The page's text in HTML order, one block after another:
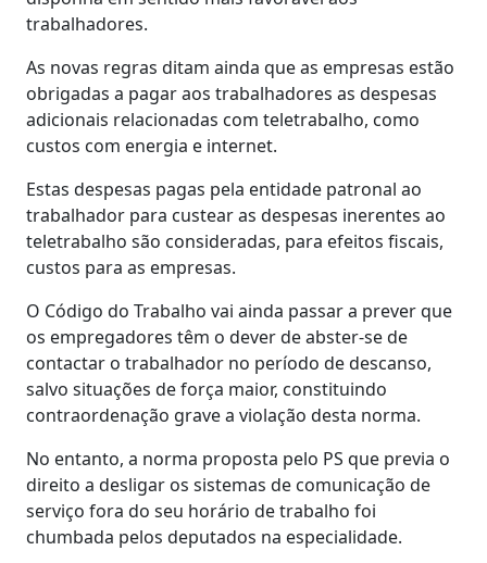
trabalhadores.
As novas regras ditam ainda que as empresas estão
obrigadas a pagar aos trabalhadores as despesas
adicionais relacionadas com teletrabalho, como
custos com energia e internet.
Estas despesas pagas pela entidade patronal ao
trabalhador para custear as despesas inerentes ao
teletrabalho são consideradas, para efeitos fiscais,
custos para as empresas.
O Código do Trabalho vai ainda passar a prever que
os empregadores têm o dever de abster-se de
contactar o trabalhador no período de descanso,
salvo situações de força maior, constituindo
contraordenação grave a violação desta norma.
No entanto, a norma proposta pelo PS que previa o
direito a desligar os sistemas de comunicação de
serviço fora do seu horário de trabalho foi
chumbada pelos deputados na especialidade.